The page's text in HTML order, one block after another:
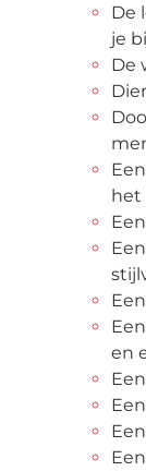
De
je
De
het
en